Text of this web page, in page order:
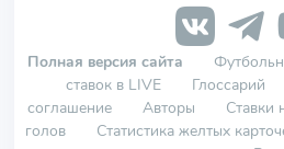
Полная версия сайта
ставок в LIVE
Глоссарий
соглашение
Авторы Ставки
голов
Статистика желтых